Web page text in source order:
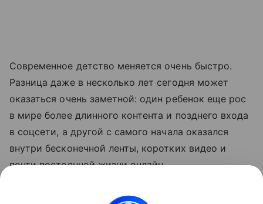
Современное детство меняется очень быстро.
Разница даже в несколько лет сегодня может
оказаться очень заметной: один ребенок еще рос
в мире более длинного контента и позднего входа
в соцсети, а другой с самого начала оказался
внутри бесконечной ленты, коротких видео и
почти постоянной жизни онлайн.
Когда такие сдвиги становятся заметными, язык